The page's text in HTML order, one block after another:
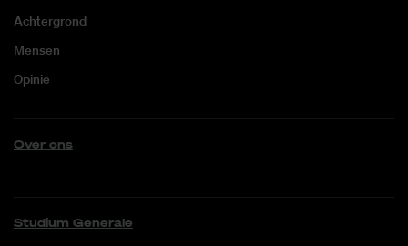
Achtergrond
Mensen
Opinie
Over ons
Studium Generale